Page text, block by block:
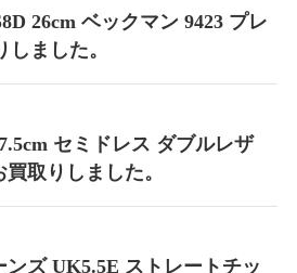
26cm ベックマン 9423 プレ
ました。
セミドレス ダブルレザ
取りしました。
ズ UK5.5E ストレートチッ